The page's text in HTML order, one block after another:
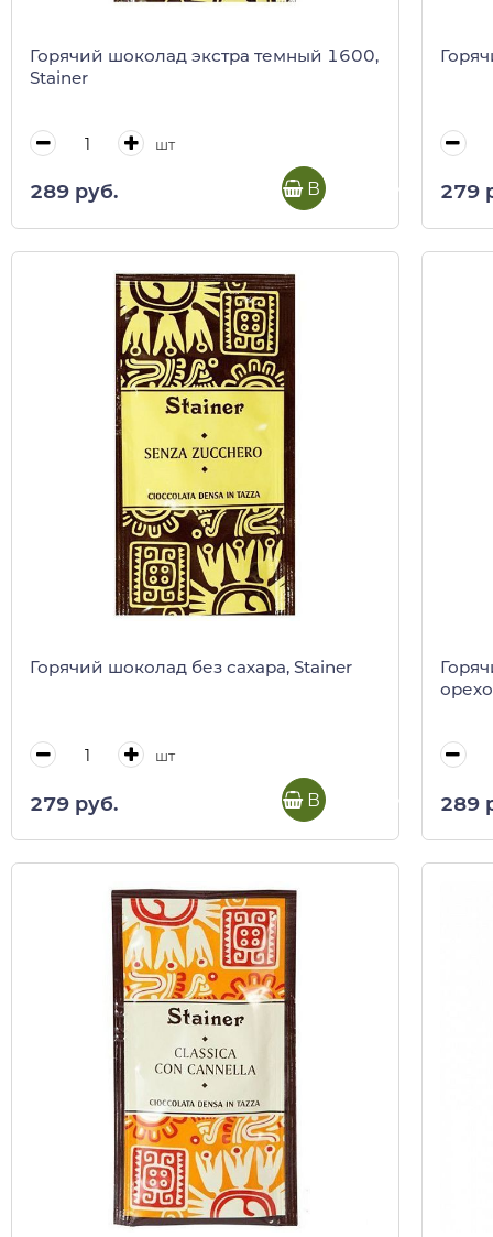
Горячий шоколад экстра темный 1600,
Stainer
шт
289 руб. В корзину 279
Горячий шоколад без сахара, Stainer
шт
279 руб. В корзину 289